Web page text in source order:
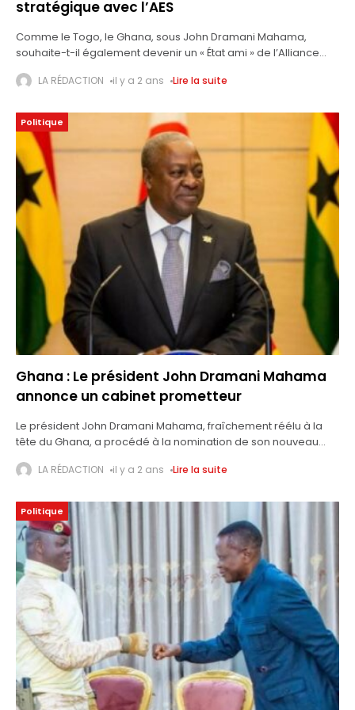
stratégique avec l’AES
Comme le Togo, le Ghana, sous John Dramani Mahama,
souhaite-t-il également devenir un « État ami » de l’Alliance
président en
LA RÉDACTION il y a 2 ans Lire la suite
Politique
Ghana : Le président John Dramani Mahama
annonce un cabinet prometteur
Le président John Dramani Mahama, fraîchement réélu à la
tête du Ghana, a procédé à la nomination de son nouveau
Mahama avait
LA RÉDACTION il y a 2 ans Lire la suite
Politique